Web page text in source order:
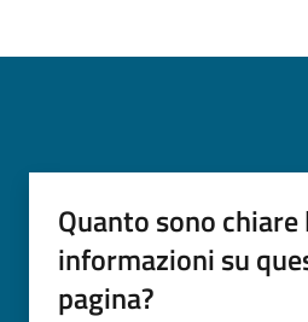
Quanto sono chiare
informazioni su
pagina?